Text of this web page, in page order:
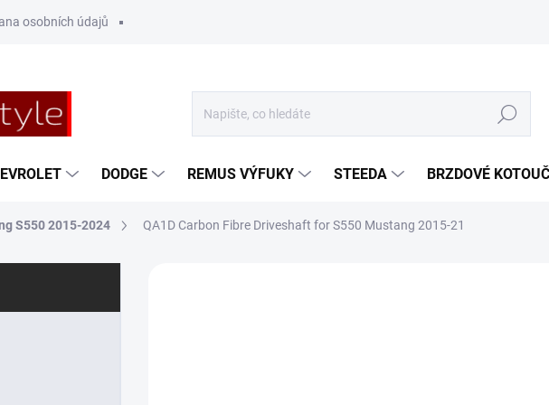
osobních údajů
Hledat
DODGE REMUS VÝFUKY STEEDA BRZDOVÉ
S550 2015-2024 QA1D Carbon Fibre Driveshaft for S550 Mustang 2015-21